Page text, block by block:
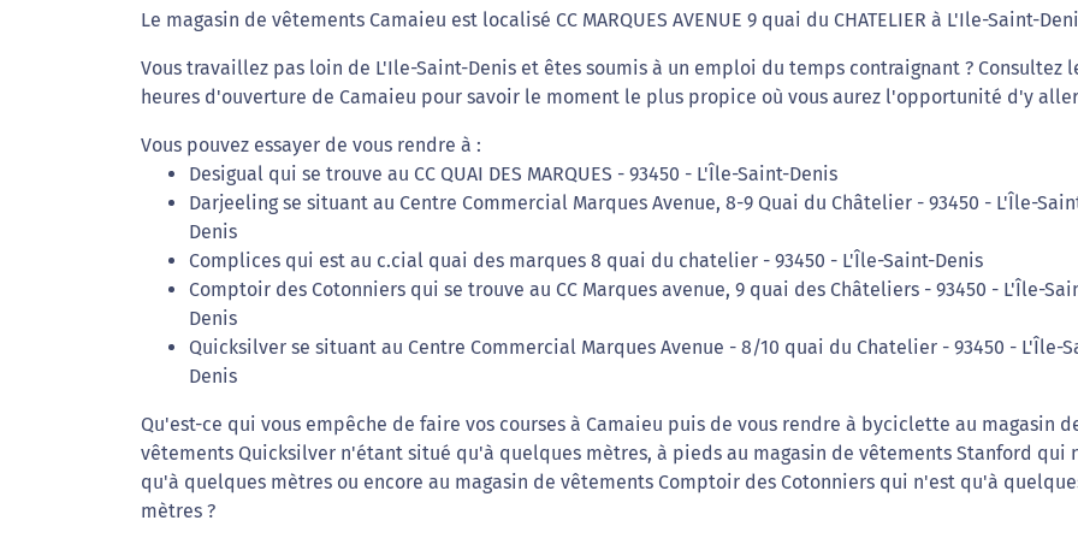
Le magasin de vêtements Camaieu est localisé CC MARQUES AVENUE 9 quai du CHATELIER à L'Ile-Saint-
Vous travaillez pas loin de L'Ile-Saint-Denis et êtes soumis à un emploi du temps contraignant ? Consultez
heures d'ouverture de Camaieu pour savoir le moment le plus propice où vous aurez l'opportunité d'y
Vous pouvez essayer de vous rendre à :
Desigual qui se trouve au CC QUAI DES MARQUES - 93450 - L'Île-Saint-Denis
Darjeeling se situant au Centre Commercial Marques Avenue, 8-9 Quai du Châtelier - 93450 - L'Île-
Denis
Complices qui est au c.cial quai des marques 8 quai du chatelier - 93450 - L'Île-Saint-Denis
Comptoir des Cotonniers qui se trouve au CC Marques avenue, 9 quai des Châteliers - 93450 - L'Île-
Denis
Quicksilver se situant au Centre Commercial Marques Avenue - 8/10 quai du Chatelier - 93450 - L'Île-
Denis
Qu'est-ce qui vous empêche de faire vos courses à Camaieu puis de vous rendre à byciclette au magasin
vêtements Quicksilver n'étant situé qu'à quelques mètres, à pieds au magasin de vêtements Stanford qui
qu'à quelques mètres ou encore au magasin de vêtements Comptoir des Cotonniers qui n'est qu'à
mètres ?